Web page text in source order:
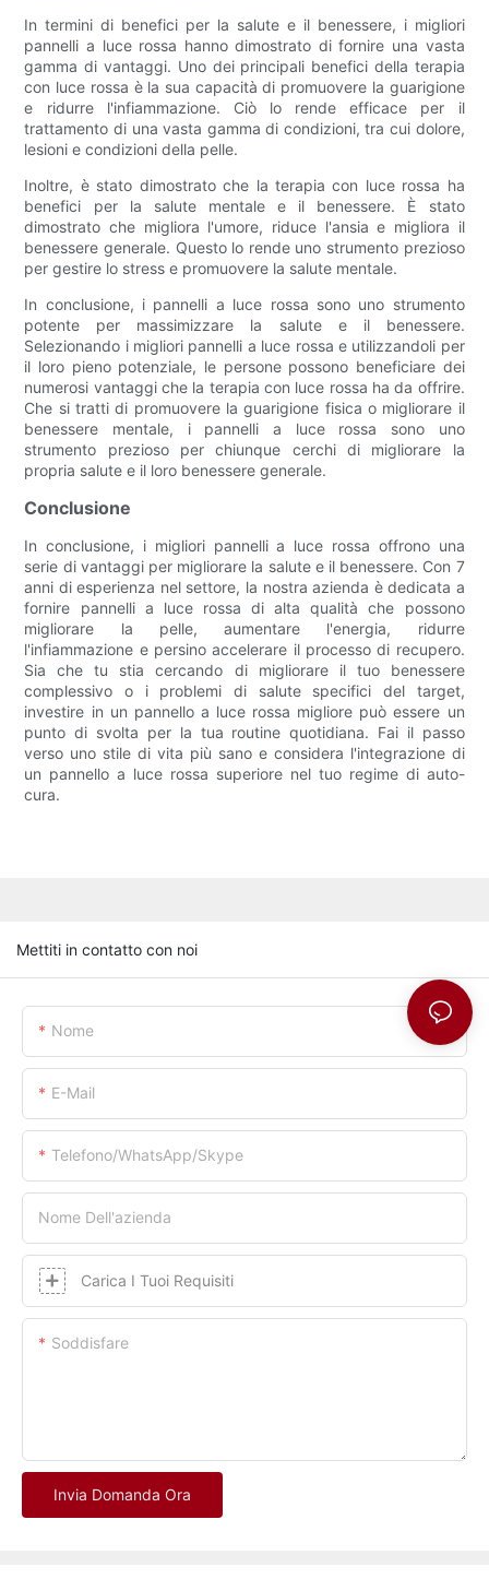
In termini di benefici per la salute e il benessere, i migliori
pannelli a luce rossa hanno dimostrato di fornire una vasta
gamma di vantaggi. Uno dei principali benefici della terapia
con luce rossa è la sua capacità di promuovere la guarigione
e ridurre l'infiammazione. Ciò lo rende efficace per il
trattamento di una vasta gamma di condizioni, tra cui dolore,
lesioni e condizioni della pelle.
Inoltre, è stato dimostrato che la terapia con luce rossa ha
benefici per la salute mentale e il benessere. È stato
dimostrato che migliora l'umore, riduce l'ansia e migliora il
benessere generale. Questo lo rende uno strumento prezioso
per gestire lo stress e promuovere la salute mentale.
In conclusione, i pannelli a luce rossa sono uno strumento
potente per massimizzare la salute e il benessere.
Selezionando i migliori pannelli a luce rossa e utilizzandoli per
il loro pieno potenziale, le persone possono beneficiare dei
numerosi vantaggi che la terapia con luce rossa ha da offrire.
Che si tratti di promuovere la guarigione fisica o migliorare il
benessere mentale, i pannelli a luce rossa sono uno
strumento prezioso per chiunque cerchi di migliorare la
propria salute e il loro benessere generale.
Conclusione
In conclusione, i migliori pannelli a luce rossa offrono una
serie di vantaggi per migliorare la salute e il benessere. Con 7
anni di esperienza nel settore, la nostra azienda è dedicata a
fornire pannelli a luce rossa di alta qualità che possono
migliorare la pelle, aumentare l'energia, ridurre
l'infiammazione e persino accelerare il processo di recupero.
Sia che tu stia cercando di migliorare il tuo benessere
complessivo o i problemi di salute specifici del target,
investire in un pannello a luce rossa migliore può essere un
punto di svolta per la tua routine quotidiana. Fai il passo
verso uno stile di vita più sano e considera l'integrazione di
un pannello a luce rossa superiore nel tuo regime di auto-
cura.
Mettiti in contatto con noi
Nome
E-Mail
Telefono/whatsApp/skype
Nome Dell'azienda
Carica I Tuoi Requisiti
Soddisfare
Invia Domanda Ora